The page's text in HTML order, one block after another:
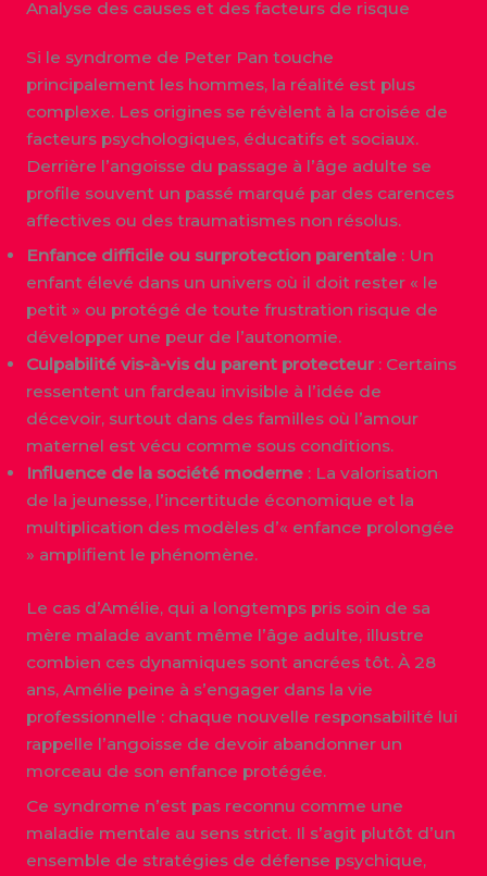
Analyse des causes et des facteurs de risque
Si le syndrome de Peter Pan touche
principalement les hommes, la réalité est plus
complexe. Les origines se révèlent à la croisée de
facteurs psychologiques, éducatifs et sociaux.
Derrière l’angoisse du passage à l’âge adulte se
profile souvent un passé marqué par des carences
affectives ou des traumatismes non résolus.
Enfance difficile ou surprotection parentale: Un
enfant élevé dans un univers où il doit rester « le
petit » ou protégé de toute frustration risque de
développer une peur de l’autonomie.
Culpabilité vis-à-vis du parent protecteur: Certains
ressentent un fardeau invisible à l’idée de
décevoir, surtout dans des familles où l’amour
maternel est vécu comme sous conditions.
Influence de la société moderne: La valorisation
de la jeunesse, l’incertitude économique et la
multiplication des modèles d’« enfance prolongée
» amplifient le phénomène.
Le cas d’Amélie, qui a longtemps pris soin de sa
mère malade avant même l’âge adulte, illustre
combien ces dynamiques sont ancrées tôt. À 28
ans, Amélie peine à s’engager dans la vie
professionnelle : chaque nouvelle responsabilité lui
rappelle l’angoisse de devoir abandonner un
morceau de son enfance protégée.
Ce syndrome n’est pas reconnu comme une
maladie mentale au sens strict. Il s’agit plutôt d’un
ensemble de stratégies de défense psychique,